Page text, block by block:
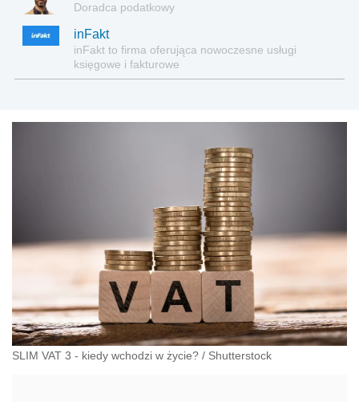
Doradca podatkowy
inFakt
inFakt to firma oferująca nowoczesne usługi
księgowe i fakturowe
SLIM VAT 3 - kiedy wchodzi w życie? / Shutterstock